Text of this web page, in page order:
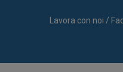
Lavora con noi /